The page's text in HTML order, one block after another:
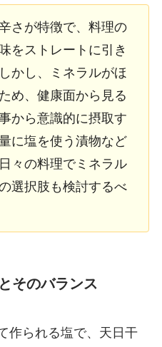
さが特徴で、料理の
をストレートに引き
かし、ミネラルがほ
め、健康面から見る
から意識的に摂取す
に塩を使う漬物など
々の料理でミネラル
選択肢も検討するべ
そのバランス
作られる塩で、天日干